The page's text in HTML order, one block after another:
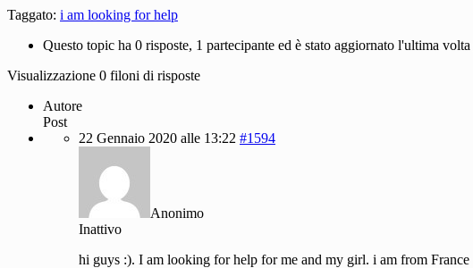
Taggato: i am looking for help
Questo topic ha 0 risposte, 1 partecipante ed è stato aggiornato l'ultima volta
Visualizzazione 0 filoni di risposte
Autore
Post
22 Gennaio 2020 alle 13:22 #1594
Anonimo
Inattivo
hi guys :). I am looking for help for me and my girl. i am from France